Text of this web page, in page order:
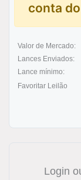
conta
Valor de Mercado:
Lances Enviados:
Lance mínimo:
Favoritar Leilão
Login